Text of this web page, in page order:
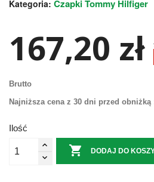
Kategoria: Czapki Tommy Hilfiger
167,20 zł
Brutto
Najniższa cena z 30 dni przed obniżką
Ilość
 DODAJ DO